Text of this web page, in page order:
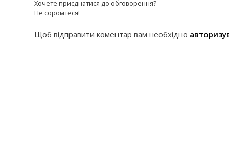
Хочете приєднатися до обговорення?
Не соромтеся!
Щоб відправити коментар вам необхідно